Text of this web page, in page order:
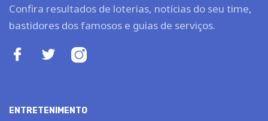
Confira resultados de loterias, notícias do seu time,
bastidores dos famosos e guias de serviços.
ENTRETENIMENTO